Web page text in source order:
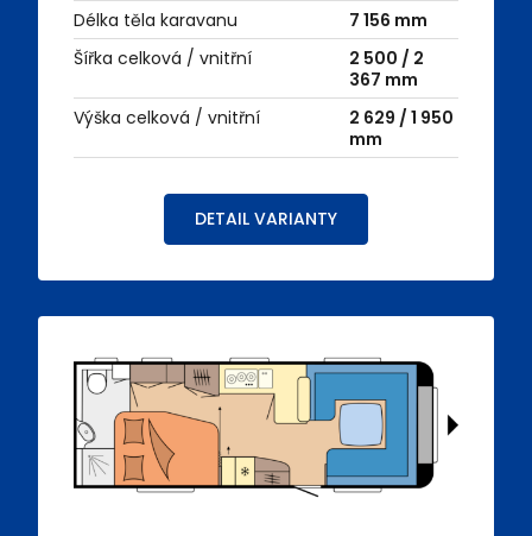
Délka těla karavanu
7 156 mm
Šířka celková / vnitřní
2 500 / 2
367 mm
Výška celková / vnitřní
2 629 / 1 950
mm
DETAIL VARIANTY